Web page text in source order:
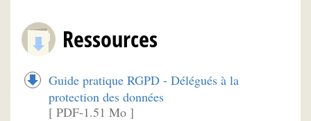
Ressources
Guide pratique RGPD - Délégués à la
protection des données
[ PDF-1.51 Mo ]